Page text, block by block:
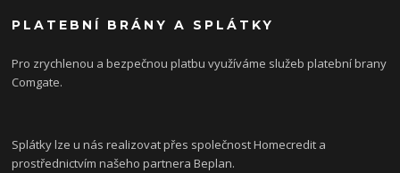
PLATEBNÍ BRÁNY A SPLÁTKY
Pro zrychlenou a bezpečnou platbu využíváme služeb platební brany
Comgate.
Splátky lze u nás realizovat přes společnost Homecredit a
prostřednictvím našeho partnera Beplan.